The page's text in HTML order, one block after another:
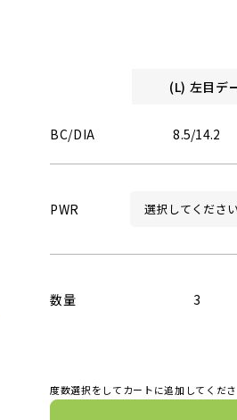
(L) 左目デ
BC/DIA 8.5/14.2
PWR
数量 3
度数選択をしてカートに追加してくださ